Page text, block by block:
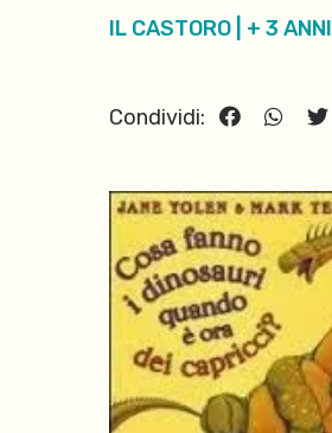
IL CASTORO + 3 ANNI
Condividi: